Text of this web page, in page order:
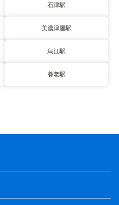
石津駅
美濃津屋駅
烏江駅
養老駅